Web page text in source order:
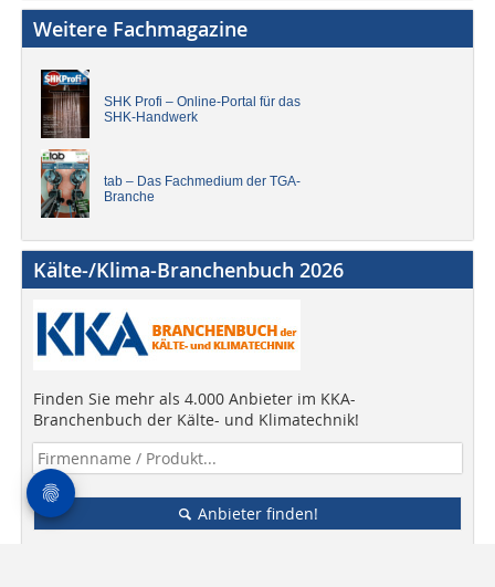
Weitere Fachmagazine
SHK Profi – Online-Portal für das
SHK-Handwerk
tab – Das Fachmedium der TGA-
Branche
Kälte-/Klima-Branchenbuch 2026
Finden Sie mehr als 4.000 Anbieter im KKA-
Branchenbuch der Kälte- und Klimatechnik!
Anbieter finden!